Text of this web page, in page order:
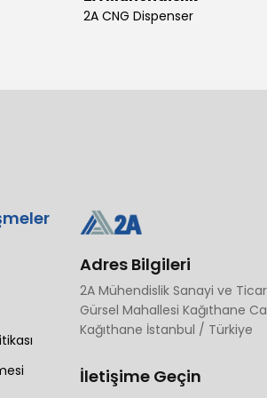
2A CNG Dispenser
Adres Bilgileri
2A Mühendislik Sanayi ve
Gürsel Mahallesi Kağıthane
Kağıthane İstanbul / Türkiye
İletişime Geçin